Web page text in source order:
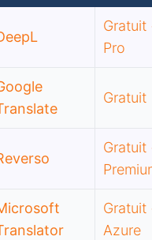
Gratuit
Pro
Gratuit
Gratuit
Gratuit
Azure